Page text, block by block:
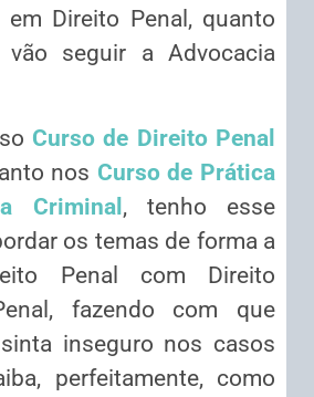
em Direito Penal, quanto
seguir a Advocacia
Curso de Direito Penal
nos Curso de Prática
Criminal , tenho esse
os temas de forma a
Penal com Direito
fazendo com que
inseguro nos casos
perfeitamente, como